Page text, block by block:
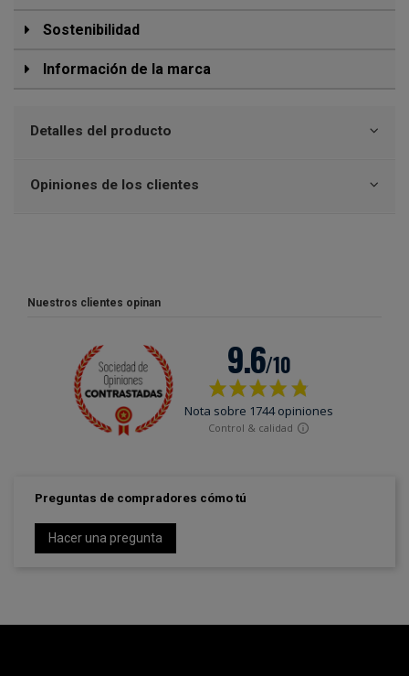
Sostenibilidad
Información de la marca
Detalles del producto
Opiniones de los clientes
Nuestros clientes opinan
Preguntas de compradores cómo tú
Hacer una pregunta